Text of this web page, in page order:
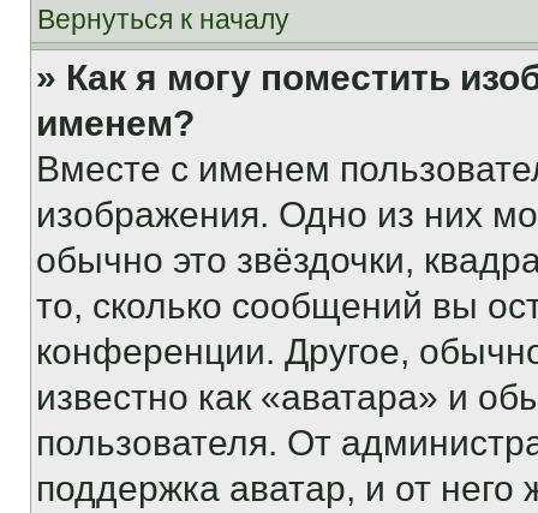
Вернуться к началу
» Как я могу поместить
именем?
Вместе с именем
изображения. Одно из них
обычно это звёздочки,
то, сколько сообщений вы
конференции. Другое,
известно как «аватара» и
пользователя. От
поддержка аватар, и от него